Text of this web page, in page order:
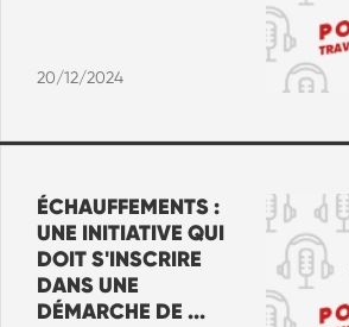
20/12/2024
ÉCHAUFFEMENTS :
UNE INITIATIVE QUI
DOIT S'INSCRIRE
DANS UNE
DÉMARCHE DE ...